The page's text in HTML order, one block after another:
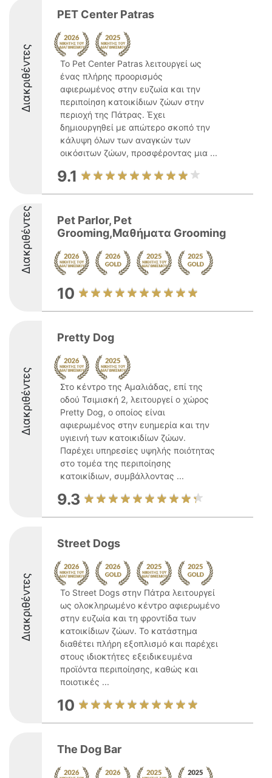
Διακριθέντες
PET Center Patras
Το Pet Center Patras λειτουργεί ως
ένας πλήρης προορισμός
αφιερωμένος στην ευζωία και την
περιποίηση κατοικίδιων ζώων στην
περιοχή της Πάτρας. Έχει
δημιουργηθεί με απώτερο σκοπό την
κάλυψη όλων των αναγκών των
οικόσιτων ζώων, προσφέροντας μια ...
9.1
Διακριθέντες
Pet Parlor, Pet
Grooming,Μαθήματα Grooming
10
Διακριθέντες
Pretty Dog
Στο κέντρο της Αμαλιάδας, επί της
οδού Τσιμισκή 2, λειτουργεί ο χώρος
Pretty Dog, ο οποίος είναι
αφιερωμένος στην ευημερία και την
υγιεινή των κατοικιδίων ζώων.
Παρέχει υπηρεσίες υψηλής ποιότητας
στο τομέα της περιποίησης
κατοικίδιων, συμβάλλοντας ...
9.3
Διακριθέντες
Street Dogs
Το Street Dogs στην Πάτρα λειτουργεί
ως ολοκληρωμένο κέντρο αφιερωμένο
στην ευζωία και τη φροντίδα των
κατοικίδιων ζώων. Το κατάστημα
διαθέτει πλήρη εξοπλισμό και παρέχει
στους ιδιοκτήτες εξειδικευμένα
προϊόντα περιποίησης, καθώς και
ποιοτικές ...
10
The Dog Bar